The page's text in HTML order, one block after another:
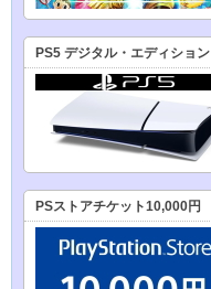
PS5 デジタル・エディション
PSストアチケット10,000円